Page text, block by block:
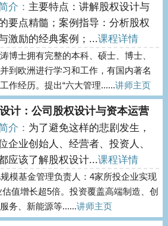
介： 主要特点：讲解股权设计与
要点精髓；案例指导：分析股权
激励的经典案例；...课程详情
博士拥有完整的本科、硕士、博士、
到欧洲进行学习和工作，有国内著名
作经历。提出“六大管理......讲师主页
计：公司股权设计与资本运营
介： 为了避免这样的悲剧发生，
企业创始人、经营者、投资人、
应该了解股权设计...课程详情
模基金管理负责人：4家所投企业实现
值增长超5倍。投资覆盖高端制造、创
务、新能源等......讲师主页